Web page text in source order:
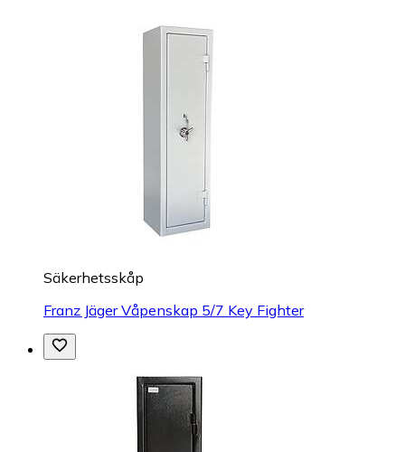
Säkerhetsskåp
Franz Jäger Våpenskap 5/7 Key Fighter